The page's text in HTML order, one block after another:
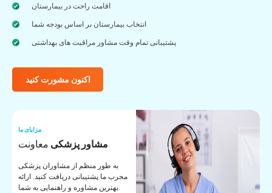
اقامت راحت در بیمارستان
انتخاب بیمارستان بر اساس بودجه شما
پشتیبانی تمام وقت مشاور مراقبت های بهداشتی
اکنون مشورت کنید
مزایای ما
مشاور پزشکی معاونت
به طور منظم از مشاوران پزشکی
مجرب ما پشتیبانی دریافت کنید. ارائه
بهترین مشاوره و راهنمایی به شما.